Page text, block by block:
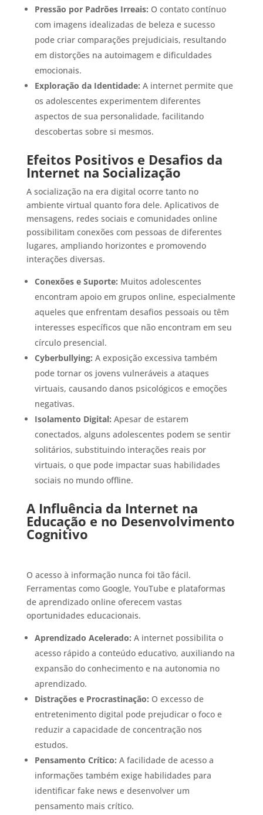
Pressão por Padrões Irreais: O contato contínuo
com imagens idealizadas de beleza e sucesso
pode criar comparações prejudiciais, resultando
em distorções na autoimagem e dificuldades
emocionais.
Exploração da Identidade: A internet permite que
os adolescentes experimentem diferentes
aspectos de sua personalidade, facilitando
descobertas sobre si mesmos.
Efeitos Positivos e Desafios da
Internet na Socialização
A socialização na era digital ocorre tanto no
ambiente virtual quanto fora dele. Aplicativos de
mensagens, redes sociais e comunidades online
possibilitam conexões com pessoas de diferentes
lugares, ampliando horizontes e promovendo
interações diversas.
Conexões e Suporte: Muitos adolescentes
encontram apoio em grupos online, especialmente
aqueles que enfrentam desafios pessoais ou têm
interesses específicos que não encontram em seu
círculo presencial.
Cyberbullying: A exposição excessiva também
pode tornar os jovens vulneráveis a ataques
virtuais, causando danos psicológicos e emoções
negativas.
Isolamento Digital: Apesar de estarem
conectados, alguns adolescentes podem se sentir
solitários, substituindo interações reais por
virtuais, o que pode impactar suas habilidades
sociais no mundo offline.
A Influência da Internet na
Educação e no Desenvolvimento
Cognitivo
O acesso à informação nunca foi tão fácil.
Ferramentas como Google, YouTube e plataformas
de aprendizado online oferecem vastas
oportunidades educacionais.
Aprendizado Acelerado: A internet possibilita o
acesso rápido a conteúdo educativo, auxiliando na
expansão do conhecimento e na autonomia no
aprendizado.
Distrações e Procrastinação: O excesso de
entretenimento digital pode prejudicar o foco e
reduzir a capacidade de concentração nos
estudos.
Pensamento Crítico: A facilidade de acesso a
informações também exige habilidades para
identificar fake news e desenvolver um
pensamento mais crítico.